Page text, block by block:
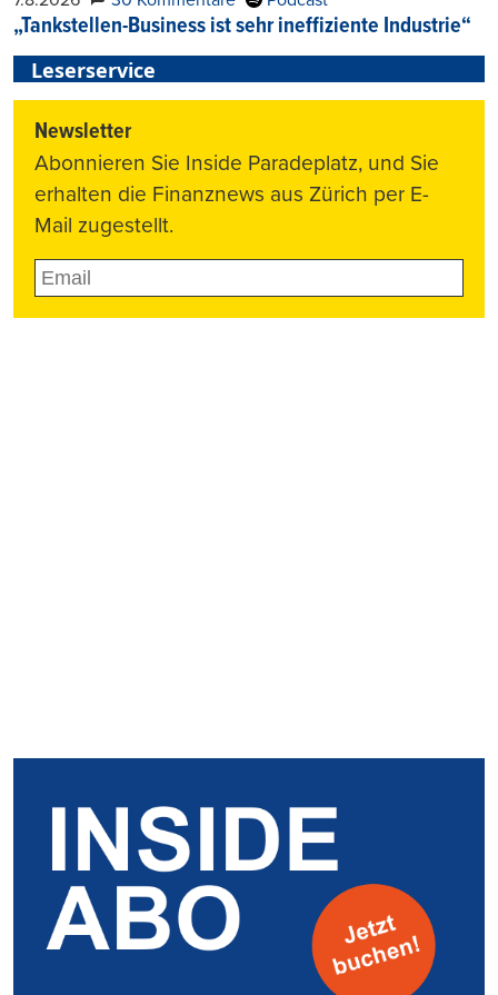
„Tankstellen-Business ist sehr ineffiziente Industrie“
Leserservice
Newsletter
Abonnieren Sie Inside Paradeplatz, und Sie
erhalten die Finanznews aus Zürich per E-
Mail zugestellt.